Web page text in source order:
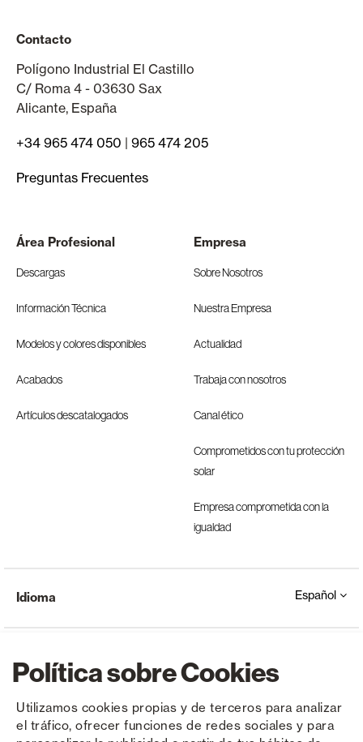
Política sobre Cookies
Utilizamos cookies propias y de terceros para analizar
el tráfico, ofrecer funciones de redes sociales y para
Contacto
Polígono Industrial El Castillo
C/ Roma 4 - 03630 Sax
Alicante, España
+34 965 474 050 | 965 474 205
Preguntas Frecuentes
Área Profesional
Descargas
Información Técnica
Modelos y colores disponibles
Acabados
Artículos descatalogados
Empresa
Sobre Nosotros
Nuestra Empresa
Actualidad
Trabaja con nosotros
Canal ético
Comprometidos con tu protección
solar
Empresa comprometida con la
igualdad
Copyright © Saxun 2023 - 2026 Política de privacidad Aviso legal Cookies
Idioma Español